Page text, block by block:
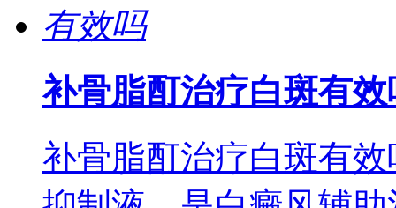
补骨脂酊治疗白斑有效
补骨脂酊治疗白斑有